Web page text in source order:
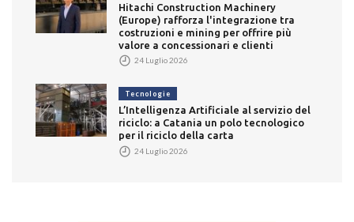
Hitachi Construction Machinery
(Europe) rafforza l'integrazione tra
costruzioni e mining per offrire più
valore a concessionari e clienti
24 Luglio 2026
Tecnologie
L’Intelligenza Artificiale al servizio del
riciclo: a Catania un polo tecnologico
per il riciclo della carta
24 Luglio 2026